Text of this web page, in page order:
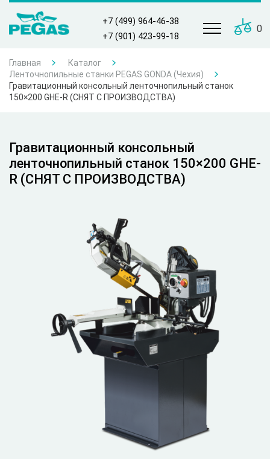
0
+7 (499) 964-46-38
+7 (901) 423-99-18
Главная
Каталог
Ленточнопильные станки PEGAS GONDA (Чехия)
Гравитационный консольный ленточнопильный станок
150×200 GHE-R (СНЯТ С ПРОИЗВОДСТВА)
Гравитационный консольный
ленточнопильный станок 150×200 GHE-
R (СНЯТ С ПРОИЗВОДСТВА)